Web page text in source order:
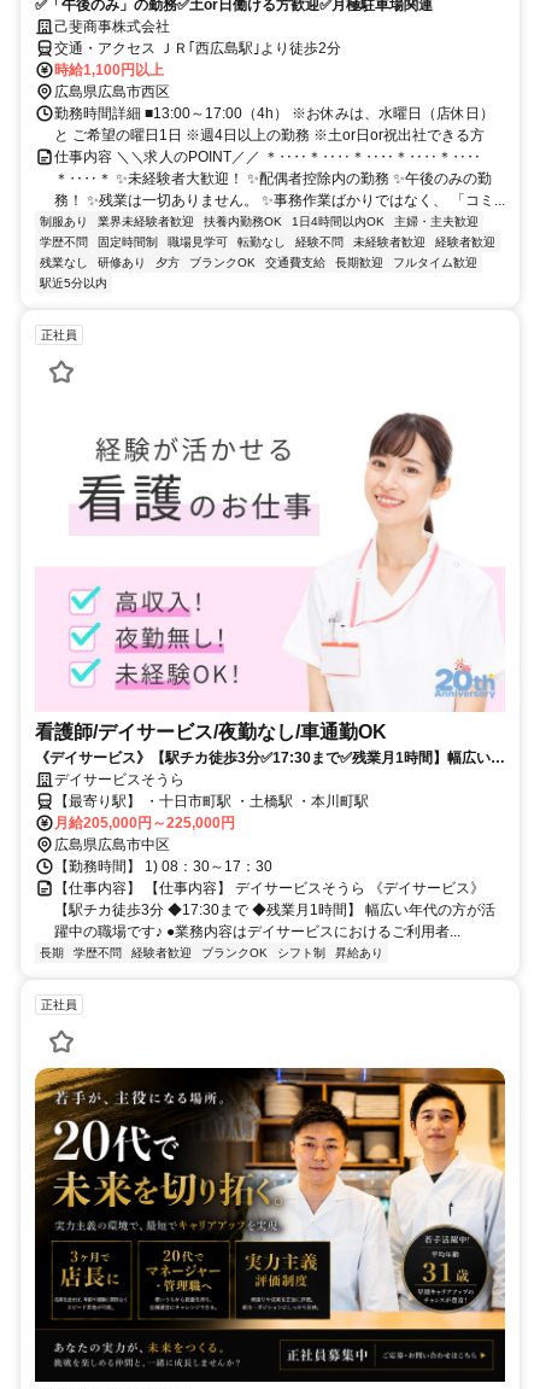
✅「午後のみ」の勤務✅土or日働ける方歓迎✅月極駐車場関連
己斐商事株式会社
交通・アクセス ＪＲ｢西広島駅｣より徒歩2分
時給1,100円以上
広島県広島市西区
勤務時間詳細 ■13:00～17:00（4h） ※お休みは、水曜日（店休日）
と ご希望の曜日1日 ※週4日以上の勤務 ※土or日or祝出社できる方
仕事内容 ＼＼求人のPOINT／／ ＊‥‥＊‥‥＊‥‥＊‥‥＊‥‥
＊‥‥＊ ✨未経験者大歓迎！ ✨配偶者控除内の勤務 ✨午後のみの勤
務！ ✨残業は一切ありません。 ✨事務作業ばかりではなく、 「コミ...
制服あり 業界未経験者歓迎 扶養内勤務OK 1日4時間以内OK
主婦・主夫歓迎
学歴不問
固定時間制 職場見学可 転勤なし 経験不問 未経験者歓迎
経験者歓迎
残業なし
研修あり 夕方 ブランクOK 交通費支給 長期歓迎
フルタイム歓迎
駅近5分以内
正社員
看護師/デイサービス/夜勤なし/車通勤OK
《デイサービス》【駅チカ徒歩3分✅️17:30まで✅️残業月1時間】幅広い年
代の方が活躍中の職場です✨
デイサービスそうら
【最寄り駅】 ・十日市町駅 ・土橋駅 ・本川町駅
月給205,000円～225,000円
広島県広島市中区
【勤務時間】 1) 08：30～17：30
【仕事内容】 【仕事内容】 デイサービスそうら 《デイサービス》
【駅チカ徒歩3分 ◆17:30まで ◆残業月1時間】 幅広い年代の方が活
躍中の職場です♪ ●業務内容はデイサービスにおけるご利用者...
長期 学歴不問 経験者歓迎 ブランクOK シフト制 昇給あり
正社員